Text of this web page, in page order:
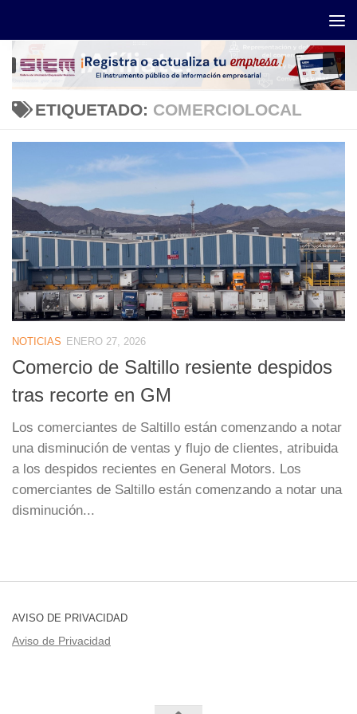
ETIQUETADO: COMERCIOLOCAL
NOTICIAS ENERO 27, 2026
Comercio de Saltillo resiente despidos
tras recorte en GM
Los comerciantes de Saltillo están comenzando a notar
una disminución de ventas y flujo de clientes, atribuida
a los despidos recientes en General Motors. Los
comerciantes de Saltillo están comenzando a notar una
disminución...
AVISO DE PRIVACIDAD
Aviso de Privacidad